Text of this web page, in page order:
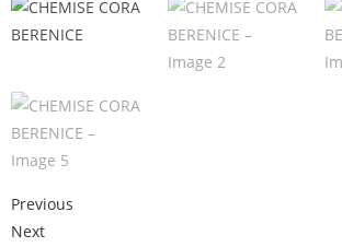
Previous
Next